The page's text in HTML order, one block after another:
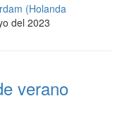
(Holanda
del 2023
verano